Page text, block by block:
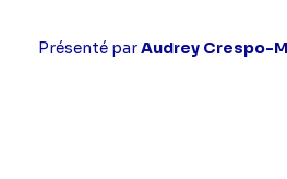
Présenté parAudrey Crespo-